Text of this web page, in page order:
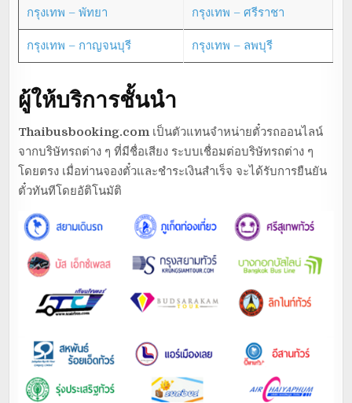
กรุงเทพ – พัทยา กรุงเทพ – ศรีราชา
กรุงเทพ – กาญจนบุรี กรุงเทพ – ลพบุรี
ผู้ให้บริการชั้นนำ
Thaibusbooking.com เป็นตัวแทนจำหน่ายตั๋วรถออนไลน์
จากบริษัทรถต่าง ๆ ที่มีชื่อเสียง ระบบเชื่อมต่อบริษัทรถต่าง ๆ
โดยตรง เมื่อท่านจองตั๋วและชำระเงินสำเร็จ จะได้รับการยืนยัน
ตั๋วทันทีโดยอัติโนมัติ